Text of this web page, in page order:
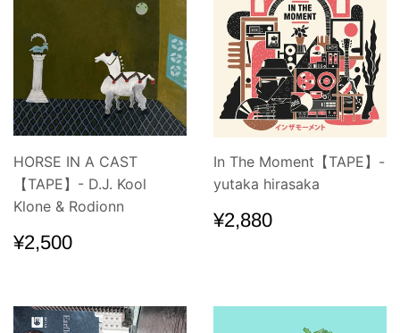
HORSE IN A CAST
【TAPE】- D.J. Kool
Klone & Rodionn
通
常
格
¥2,500
In The Moment【TAPE】-
yutaka hirasaka
通
常
¥2,880